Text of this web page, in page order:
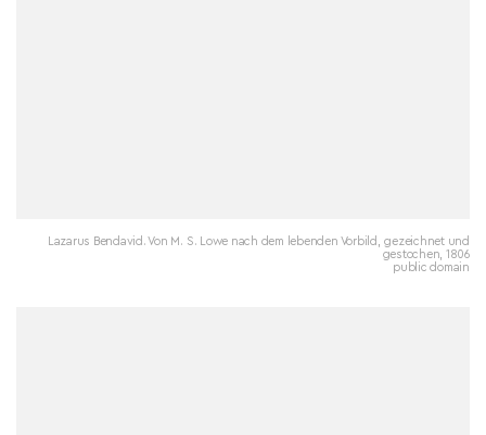
Lazarus Bendavid. Von M. S. Lowe nach dem lebenden Vorbild, gezeichnet und
gestochen, 1806
public domain